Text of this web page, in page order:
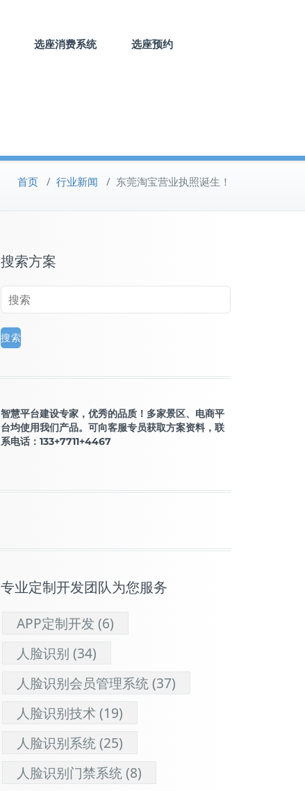
选座消费系统 选座预约
首页 / 行业新闻 / 东莞淘宝营业执照诞生！
搜索方案
智慧平台建设专家，优秀的品质！多家景区、电商平
台均使用我们产品。可向客服专员获取方案资料，联
系电话：133+7711+4467
专业定制开发团队为您服务
APP定制开发 (6)
人脸识别 (34)
人脸识别会员管理系统(37)
人脸识别技术(19)
人脸识别系统(25)
人脸识别门禁系统(8)